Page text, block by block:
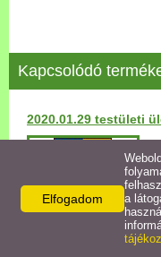
Egyéb intézmények
Egyéb
Egészségügyi
Uraiújfalu
Kapcsolódó
2020.01.29 testületi
Elfogadom
a